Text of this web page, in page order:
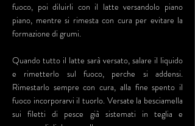
fuoco, poi diluirli con il latte versandolo piano
piano, mentre si rimesta con cura per evitare la
formazione di grumi.
Quando tutto il latte sarà versato, salare il liquido
e rimetterlo sul fuoco, perche si addensi.
Rimestarlo sempre con cura, alla fine spento il
fuoco incorporarvi il tuorlo. Versate la besciamella
sui filetti di pesce già sistemati in teglia e